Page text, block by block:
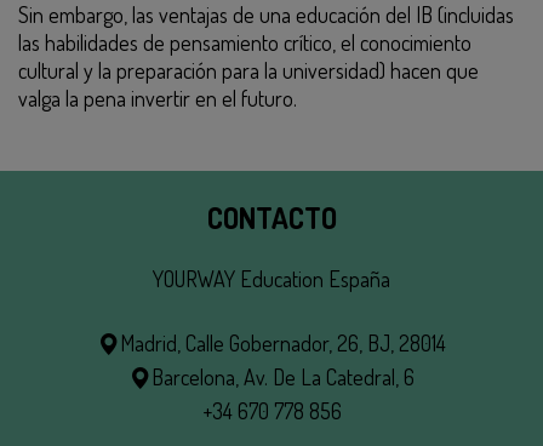
Sin embargo, las ventajas de una educación del IB (incluidas
las habilidades de pensamiento crítico, el conocimiento
cultural y la preparación para la universidad) hacen que
valga la pena invertir en el futuro.
CONTACTO
YOURWAY Education España
Madrid, Calle Gobernador, 26, BJ, 28014
Barcelona, Av. De La Catedral, 6
+34 670 778 856